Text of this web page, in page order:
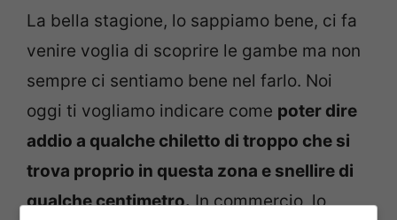
La bella stagione, lo sappiamo bene, ci fa
venire voglia di scoprire le gambe ma non
sempre ci sentiamo bene nel farlo. Noi
oggi ti vogliamo indicare come poter dire
addio a qualche chiletto di troppo che si
trova proprio in questa zona e snellire di
qualche centimetro.In commercio, lo